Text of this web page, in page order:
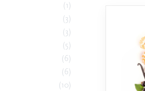
1
3
3
5
6
6
10